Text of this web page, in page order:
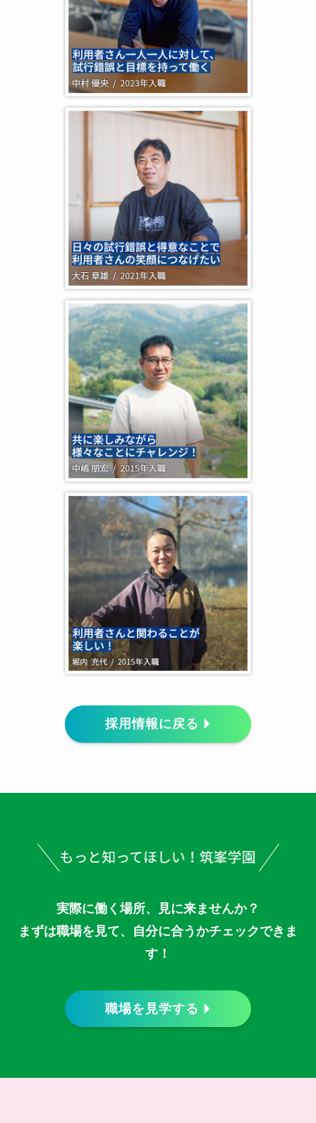
採用情報に戻る
実際に働く場所、見に来ませんか？
まずは職場を見て、自分に合うかチェックできま
す！
職場を見学する